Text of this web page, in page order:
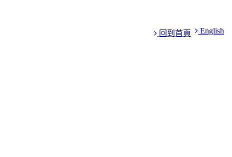
English
回到首頁